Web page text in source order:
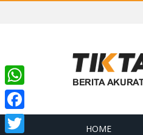
HOME
WhatsApp
Facebook